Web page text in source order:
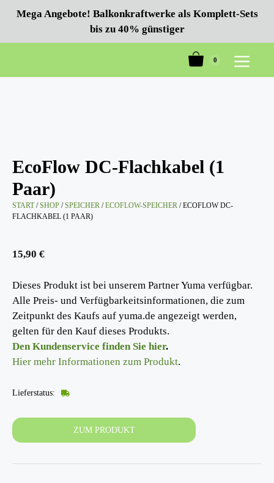
Mega Angebote! Balkonkraftwerke als Komplett-Sets
bis zu 40% günstiger
0
Menü
EcoFlow DC-Flachkabel (1
Paar)
START/SHOP /SPEICHER /ECOFLOW-SPEICHER / ECOFLOW DC-
FLACHKABEL (1 PAAR)
15,90 €
Dieses Produkt ist bei unserem Partner Yuma verfügbar.
Alle Preis- und Verfügbarkeitsinformationen, die zum
Zeitpunkt des Kaufs auf yuma.de angezeigt werden,
gelten für den Kauf dieses Produkts.
Den Kundenservice finden Sie hier.
Hier mehr Informationen zum Produkt.
Lieferstatus:
ZUM PRODUKT